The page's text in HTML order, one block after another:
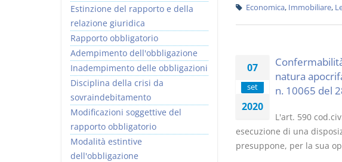
Economica, Immobiliare,
07
set
2020
natura
n. 10065 del
L'art. 590
esecuzione di una
presuppone, per la sua
Estinzione del rapporto e della
relazione giuridica
Rapporto obbligatorio
Adempimento dell'obbligazione
Inadempimento delle obbligazioni
Disciplina della crisi da
sovraindebitamento
Modificazioni soggettive del
rapporto obbligatorio
Modalità estintive
dell'obbligazione